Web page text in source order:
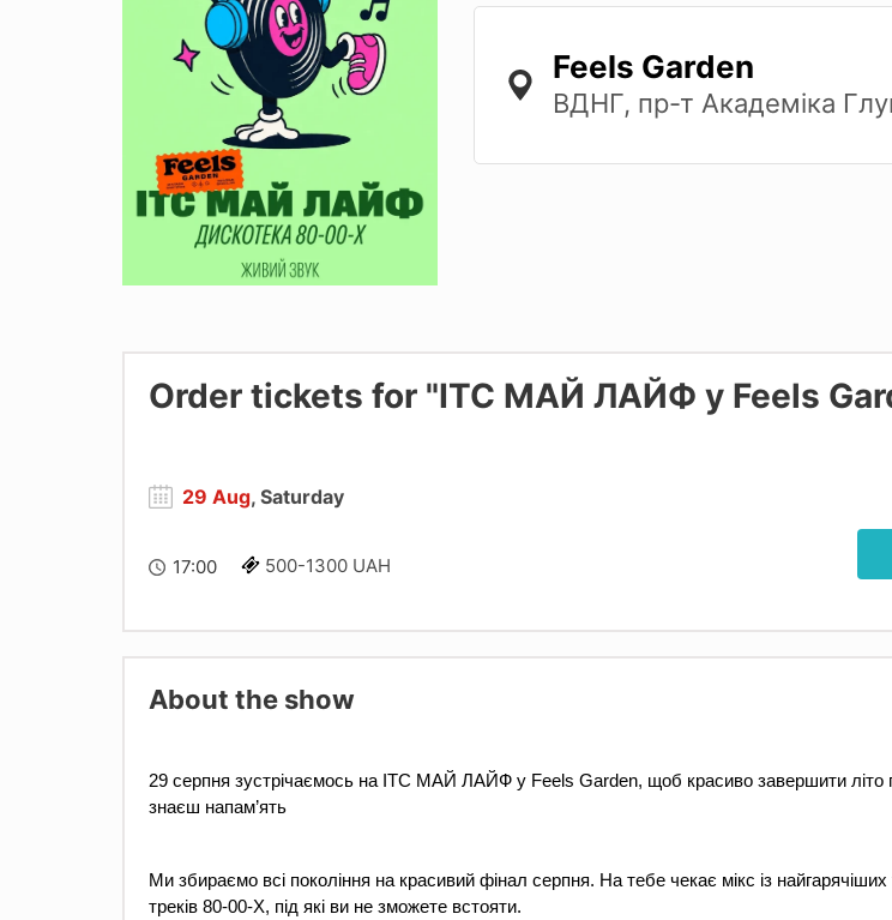
Feels Garden
ВДНГ, пр-т Академіка
Order tickets for "ІТС МАЙ ЛАЙФ у Feels
29 Aug, Saturday
17:00 500-1300 UAH
About the show
29 серпня зустрічаємось на ІТС МАЙ ЛАЙФ у Feels Garden, щоб красиво завершити літо
знаєш напам’ять
Ми збираємо всі покоління на красивий фінал серпня. На тебе чекає мікс із
треків 80-00-Х, під які ви не зможете встояти.